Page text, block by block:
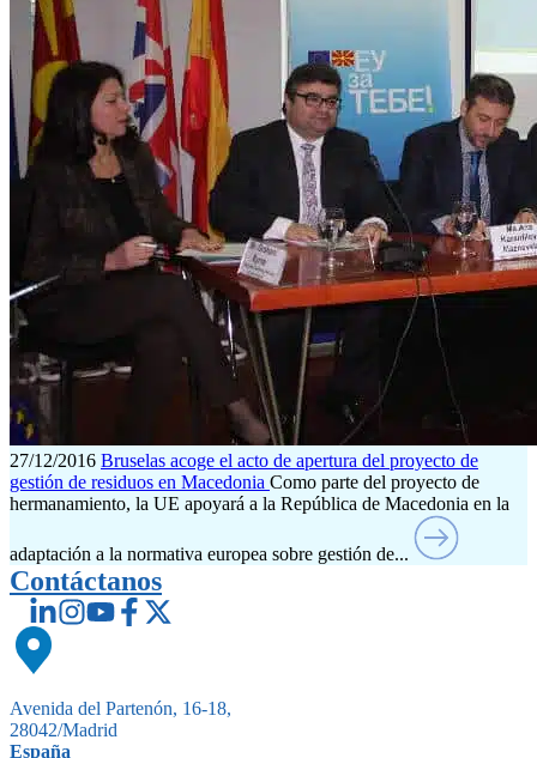
27/12/2016 Bruselas acoge el acto de apertura del proyecto de
gestión de residuos en Macedonia Como parte del proyecto de
hermanamiento, la UE apoyará a la República de Macedonia en la
adaptación a la normativa europea sobre gestión de...
Contáctanos
Avenida del Partenón, 16-18,
28042/Madrid
España